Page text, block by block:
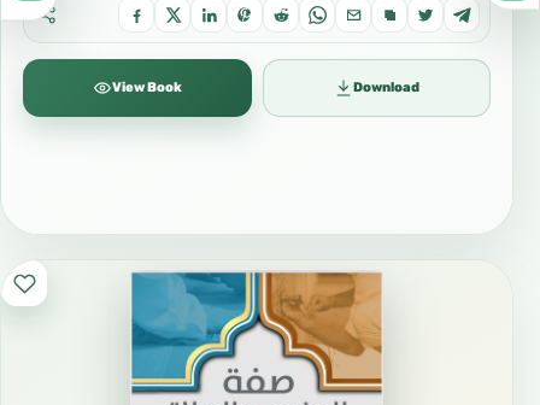
View Book Download